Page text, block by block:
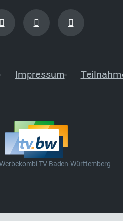
Impressum
TV Baden-Württemberg